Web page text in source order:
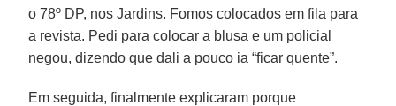
o 78º DP, nos Jardins. Fomos colocados em fila para
a revista. Pedi para colocar a blusa e um policial
negou, dizendo que dali a pouco ia “ficar quente”.
Em seguida, finalmente explicaram porque